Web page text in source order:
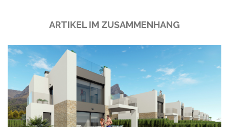
ARTIKEL IM ZUSAMMENHANG